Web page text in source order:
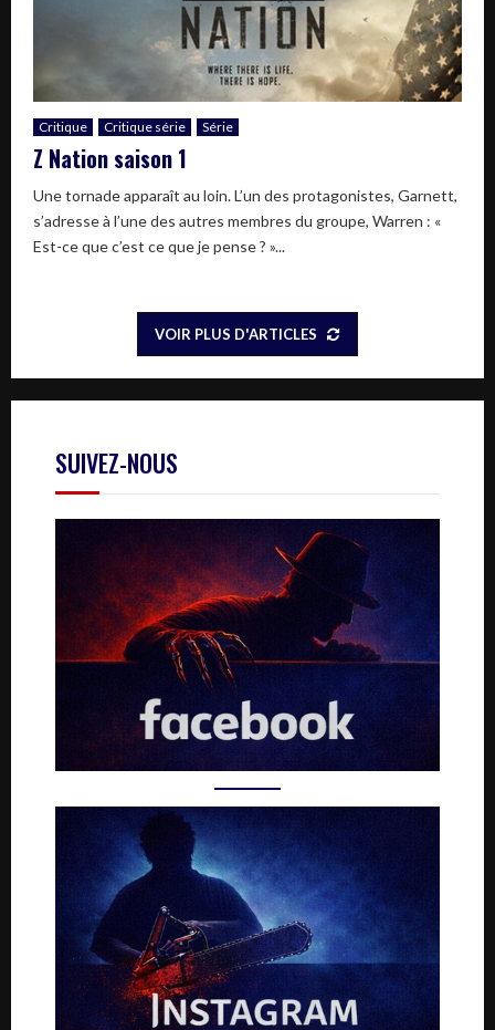
Critique Critique série Série
Z Nation saison 1
Une tornade apparaît au loin. L’un des protagonistes, Garnett,
s’adresse à l’une des autres membres du groupe, Warren : «
Est-ce que c’est ce que je pense ? »...
VOIR PLUS D'ARTICLES
SUIVEZ-NOUS